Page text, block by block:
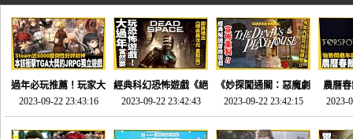
過年必玩推薦！玩家大
推的JRPG神作《神之
天平》介紹！-電玩宅
速配20230126
2023-09-22 23:43:16
經典科幻恐怖遊戲《絕
命異次元 重製版》重
回「石村號」的恐懼體
驗-電玩宅速配
2023-09-22 23:42:43
《妙探闖通關：惡魔劇
場》將推出「重製
版」!!!今年就能玩到!!-
電玩宅速配20230124
2023-09-22 23:42:15
農曆
SE社
動作角
電玩宅
2023-